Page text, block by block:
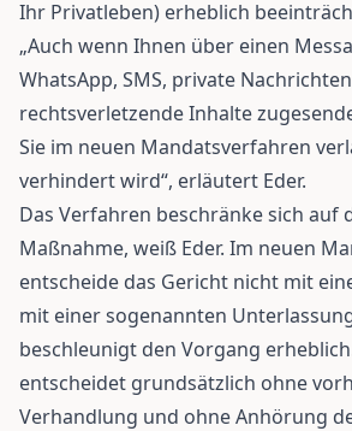
Ihr Privatleben) erheblich
„Auch wenn Ihnen über einen
WhatsApp, SMS, private
rechtsverletzende Inhalte
Sie im neuen Mandatsverfahren
verhindert wird“, erläutert Eder.
Das Verfahren beschränke sich auf
Maßnahme, weiß Eder. Im neuen
entscheide das Gericht nicht mit
mit einer sogenannten
beschleunigt den Vorgang
entscheidet grundsätzlich ohne
Verhandlung und ohne Anhörung